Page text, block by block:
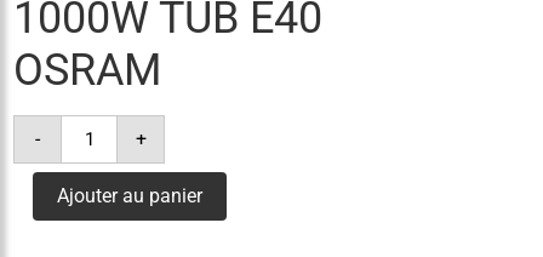
1000W TUB E40
OSRAM
-
quantité
lampe
1000w
tub
+
Ajouter au panier